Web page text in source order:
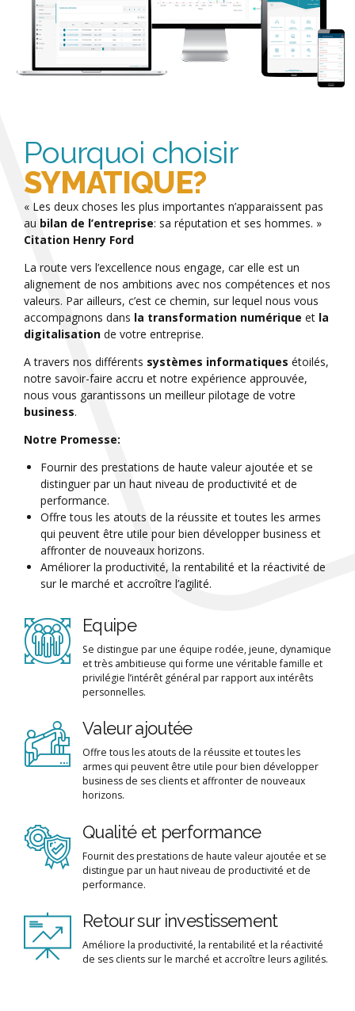
Pourquoi choisir
SYMATIQUE?
« Les deux choses les plus importantes n’apparaissent pas
au bilan de l’entreprise: sa réputation et ses hommes. »
Citation Henry Ford
La route vers l’excellence nous engage, car elle est un
alignement de nos ambitions avec nos compétences et nos
valeurs. Par ailleurs, c’est ce chemin, sur lequel nous vous
accompagnons dans la transformation numérique et la
digitalisation de votre entreprise.
A travers nos différents systèmes informatiques étoilés,
notre savoir-faire accru et notre expérience approuvée,
nous vous garantissons un meilleur pilotage de votre
business.
Notre Promesse:
Fournir des prestations de haute valeur ajoutée et se
distinguer par un haut niveau de productivité et de
performance.
Offre tous les atouts de la réussite et toutes les armes
qui peuvent être utile pour bien développer business et
affronter de nouveaux horizons.
Améliorer la productivité, la rentabilité et la réactivité de
sur le marché et accroître l’agilité.
Equipe
Se distingue par une équipe rodée, jeune, dynamique
et très ambitieuse qui forme une véritable famille et
privilégie l’intérêt général par rapport aux intérêts
personnelles.
Valeur ajoutée
Offre tous les atouts de la réussite et toutes les
armes qui peuvent être utile pour bien développer
business de ses clients et affronter de nouveaux
horizons.
Qualité et performance
Fournit des prestations de haute valeur ajoutée et se
distingue par un haut niveau de productivité et de
performance.
Retour sur investissement
Améliore la productivité, la rentabilité et la réactivité
de ses clients sur le marché et accroître leurs agilités.